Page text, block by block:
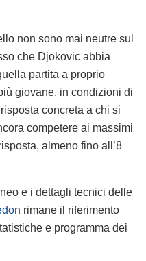
non sono mai neutre sul
che Djokovic abbia
partita a proprio
giovane, in condizioni di
concreta a chi si
competere ai massimi
almeno fino all’8
e i dettagli tecnici delle
rimane il riferimento
e programma dei